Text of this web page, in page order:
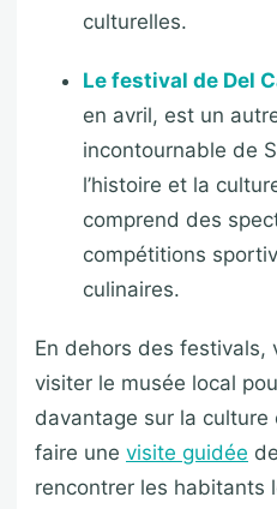
culturelles.
Le festival de Del
en avril, est un
incontournable de
l’histoire et la
comprend des
compétitions
culinaires.
En dehors des festivals,
visiter le musée local
davantage sur la culture
faire une visite guidée
rencontrer les habitants